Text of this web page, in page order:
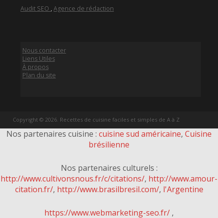
Audit SEO ,Agence de rédaction
Nous contacter
Liens Utiles
À propos
Plan du site
Copyright © 2026. Recettes de cuisine faciles et simples de A à Z
Nos partenaires cuisine : cuisine sud américaine, Cuisine
brésilienne
Nos partenaires culturels :
http://www.cultivonsnous.fr/c/citations/, http://www.amour-
citation.fr/, http://www.brasilbresil.com/, l'Argentine
https://www.webmarketing-seo.fr/ ,